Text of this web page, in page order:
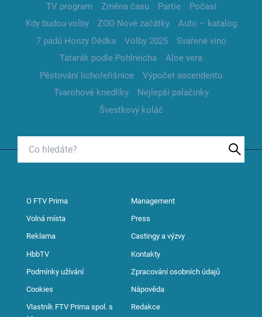
TV program
Změna času Partie
Počasí
Kdy budou volby
ZOO Nové začátky
Auto – katalog
7 pádů Honzy Dědka
Volby 2025
Svařené víno
Tatarák podle Pohlreicha
Aloe vera
Pěstování lichořeřišnice
Výpočet ascendentu
Tvarohové knedlíky
Nejlepší palačinky
Švestkový koláč
O FTV Prima Management
Volná místa Press
Reklama Castingy a výzvy
HbbTV Kontakty
Podmínky užívání Zpracování osobních údajů
Cookies Nápověda
Vlastník FTV Prima spol. s
Redakce